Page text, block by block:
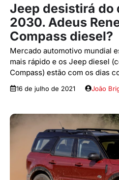
Jeep desistirá do
2030. Adeus
Compass diesel?
Mercado automotivo mundial
mais rápido e os Jeep diesel
Compass) estão com os dias
16 de julho de 2021 João